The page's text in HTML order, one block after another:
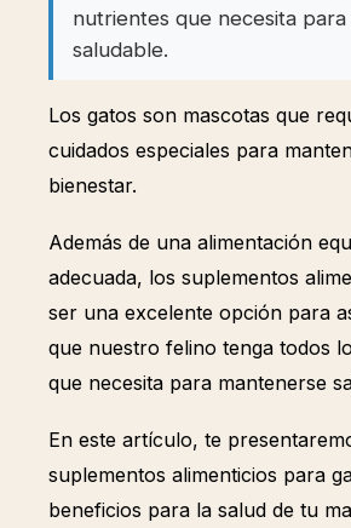
nutrientes que necesita
saludable.
Los gatos son mascotas que
cuidados especiales para
bienestar.
Además de una alimentación
adecuada, los suplementos
ser una excelente opción para
que nuestro felino tenga todos
que necesita para mantenerse
En este artículo, te
suplementos alimenticios para
beneficios para la salud de tu